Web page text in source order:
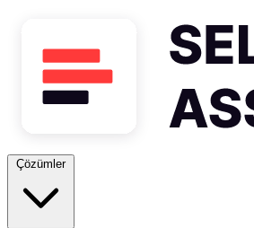
Çözümler